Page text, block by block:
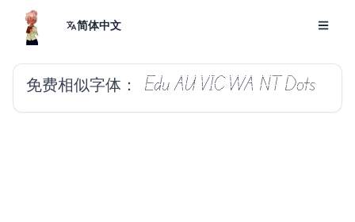
简体中文
免费相似字体： Edu AU VIC WA NT Dots